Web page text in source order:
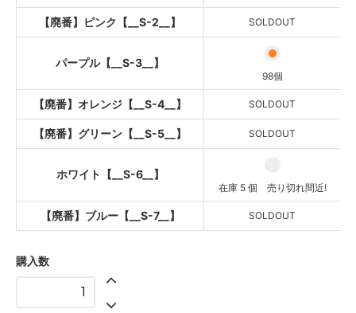
【廃番】グリーン【__S-5__】
ホワイト【__S-6__】
【廃番】ブルー【__S-7__】
【廃番】ピンク【__S-2__】 SOLDOUT
パープル【__S-3__】
98個
【廃番】オレンジ【__S-4__】 SOLDOUT
【廃番】グリーン【__S-5__】 SOLDOUT
ホワイト【__S-6__】
在庫 5 個 売り切れ間近!
【廃番】ブルー【__S-7__】 SOLDOUT
購入数